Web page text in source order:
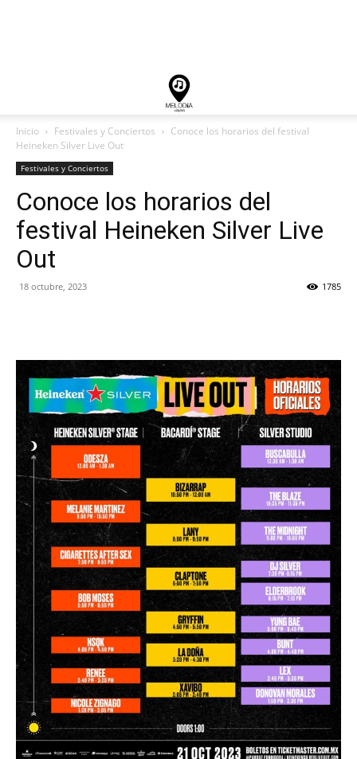
Inicio Festivales y Conciertos
Conoce los horarios del festival
Heineken Silver Live Out
Festivales y Conciertos
Conoce los horarios del
festival Heineken Silver Live
Out
18 octubre, 2023 1785